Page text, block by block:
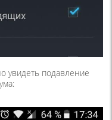
увидеть подавление